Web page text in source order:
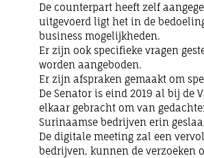
De counterpart heeft zelf
uitgevoerd ligt het in de
business mogelijkheden.
Er zijn ook specifieke vragen
worden aangeboden.
Er zijn afspraken gemaakt om
De Senator is eind 2019 al bij de
elkaar gebracht om van
Surinaamse bedrijven erin
De digitale meeting zal een
bedrijven, kunnen de verzoeken